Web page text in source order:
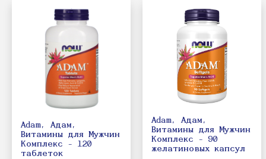
Adam, Адам,
Витамины для Мужчин
Комплекс - 120
таблеток
Adam, Адам,
Витамины для Мужчин
Комплекс - 90
желатиновых капсул